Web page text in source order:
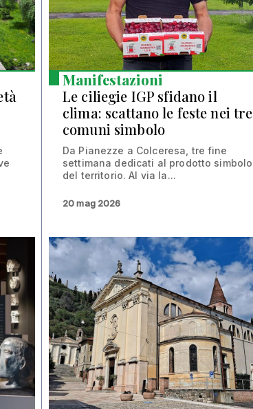
Manifestazioni
Le ciliegie IGP sfidano il
clima: scattano le feste nei tre
comuni simbolo
Da Pianezze a Colceresa, tre fine
settimana dedicati al prodotto simbolo
del territorio. Al via la...
20 mag 2026